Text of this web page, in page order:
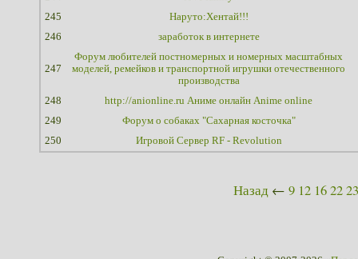
245
Наруто:Хентай!!!
246
заработок в интернете
247
Форум любителей постномерных и номерных масштабных
моделей, ремейков и транспортной игрушки отечественного
производства
248
http://anionline.ru Аниме онлайн Anime online
249
Форум о собаках "Сахарная косточка"
250
Игровой Сервер RF - Revolution
Назад ← 9 12 162223